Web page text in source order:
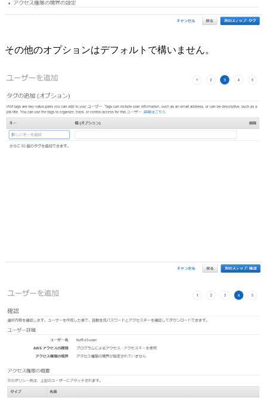
その他のオプションはデフォルトで構いません。